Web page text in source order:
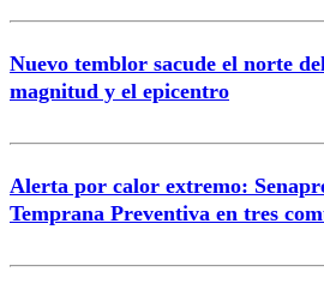
Nuevo temblor sacude el norte
magnitud y el epicentro
Alerta por calor extremo:
Temprana Preventiva en tres